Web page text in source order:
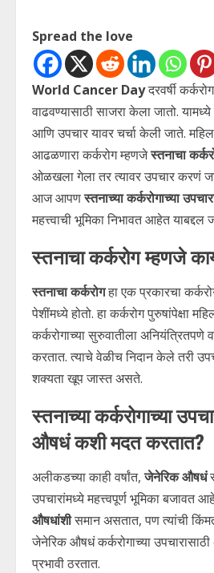
Spread the love
World Cancer Dayदरवर्षी
वाढवण्यासाठी साजरा केला जातो.
आणि उपचार यावर चर्चा केली जाते.
आढळणारा कर्करोग म्हणजेस्तनाचा
ओळखला गेला तर त्यावर उपचार करणं
आज आपणस्तनाच्या कर्करोगाच्या
महत्त्वाची भूमिका निभावत आहेत
स्तनाचा कर्करोग म्हणजे
स्तनाचा कर्करोगहा एक प्रकारचा
पेशींमध्ये होतो. हा कर्करोग पुरुषांपेक्षा
कर्करोगाच्या सुरुवातीला अनियंत्रितपणे
करतात. त्याचे वेळीच निदान केले तरी
शक्यता खूप जास्त असते.
स्तनाच्या कर्करोगाच्या
औषधं कशी मदत करतात?
अलीकडच्या काही वर्षांत,जेनेरिक औषधं
उपचारांमध्ये महत्त्वपूर्ण भूमिका
औषधांशीसमान असतात, पण त्यांची
जेनेरिक औषधं कर्करोगाच्या
प्रभावी ठरतात.